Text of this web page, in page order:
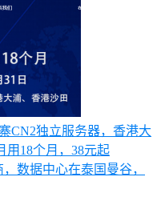
CN2独立服务器，香港大
用18个月，38元起
数据中心在泰国曼谷，